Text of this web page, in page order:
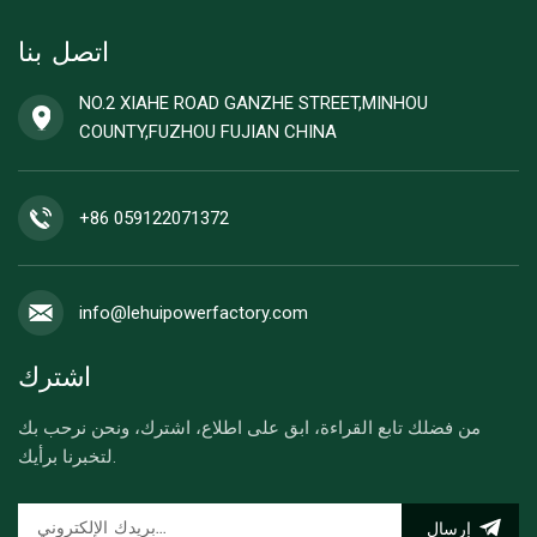
اتصل بنا
NO.2 XIAHE ROAD GANZHE STREET,MINHOU
COUNTY,FUZHOU FUJIAN CHINA
+86 059122071372
info@lehuipowerfactory.com
اشترك
من فضلك تابع القراءة، ابق على اطلاع، اشترك، ونحن نرحب بك
لتخبرنا برأيك.
إرسال